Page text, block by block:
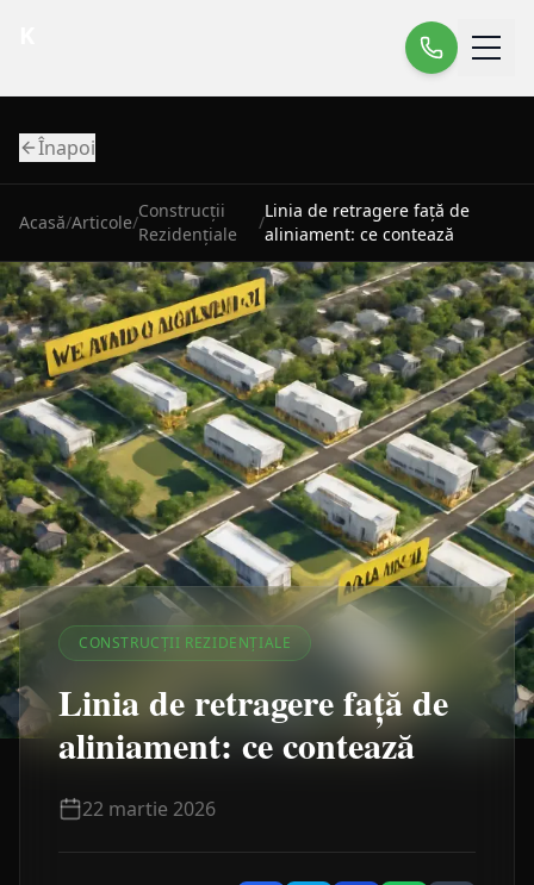
Înapoi
Acasă/Articole/
Construcții
Rezidențiale
/
Linia de retragere față de
aliniament: ce contează
CONSTRUCȚII REZIDENȚIALE
Linia de retragere față de
aliniament: ce contează
22 martie 2026